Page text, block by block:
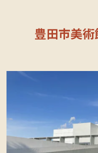
豊田市美術